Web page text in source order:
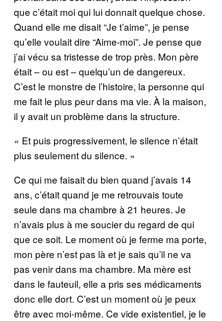
que c’était moi qui lui donnait quelque chose.
Quand elle me disait “Je t’aime”, je pense
qu’elle voulait dire “Aime-moi”. Je pense que
j’ai vécu sa tristesse de trop près. Mon père
était – ou est – quelqu’un de dangereux.
C’est le monstre de l’histoire, la personne qui
me fait le plus peur dans ma vie. À la maison,
il y avait un problème dans la structure.
« Et puis progressivement, le silence n’était
plus seulement du silence. »
Ce qui me faisait du bien quand j’avais 14
ans, c’était quand je me retrouvais toute
seule dans ma chambre à 21 heures. Je
n’avais plus à me soucier du regard de qui
que ce soit. Le moment où je ferme ma porte,
mon père n’est pas là et je sais qu’il ne va
pas venir dans ma chambre. Ma mère est
dans le fauteuil, elle a pris ses médicaments
donc elle dort. C’est un moment où je peux
être avec moi-même. Ce vide existentiel, je le